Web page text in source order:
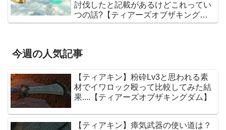
討伐したと記載があるけどこれってい
つの話?【ティアーズオブザキングダ
ム】
今週の人気記事
【ティアキン】粉砕Lv3と思われる素
材でイワロック殴って比較してみた結
果....【ティアーズオブザキングダム】
【ティアキン】瘴気武器の使い道は？